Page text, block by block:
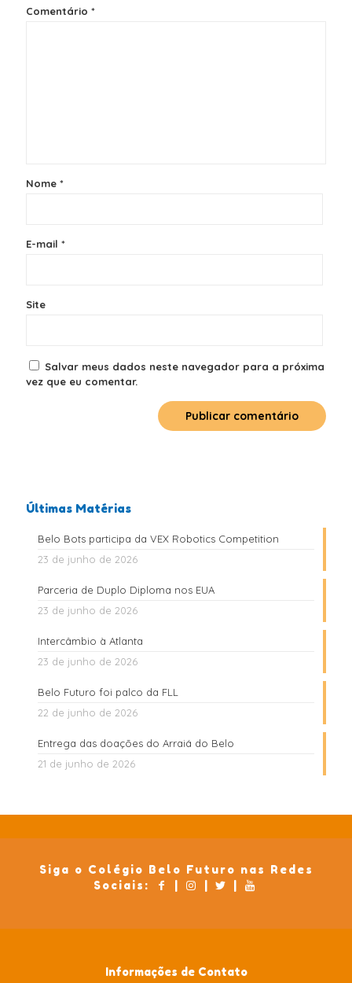
Comentário *
Nome *
E-mail *
Site
Salvar meus dados neste navegador para a próxima
vez que eu comentar.
Últimas Matérias
Belo Bots participa da VEX Robotics Competition
23 de junho de 2026
Parceria de Duplo Diploma nos EUA
23 de junho de 2026
Intercâmbio à Atlanta
23 de junho de 2026
Belo Futuro foi palco da FLL
22 de junho de 2026
Entrega das doações do Arraiá do Belo
21 de junho de 2026
Siga o Colégio Belo Futuro nas Redes
Sociais:
| | |
Informações de Contato